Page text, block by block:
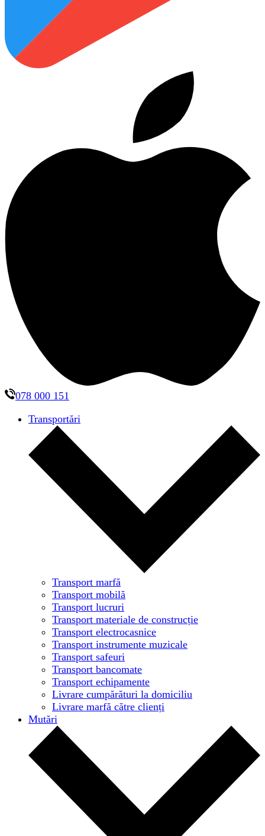
078 000 151
Transportări
Transport marfă
Transport mobilă
Transport lucruri
Transport materiale de construcție
Transport electrocasnice
Transport instrumente muzicale
Transport safeuri
Transport bancomate
Transport echipamente
Livrare cumpărături la domiciliu
Livrare marfă către clienți
Mutări